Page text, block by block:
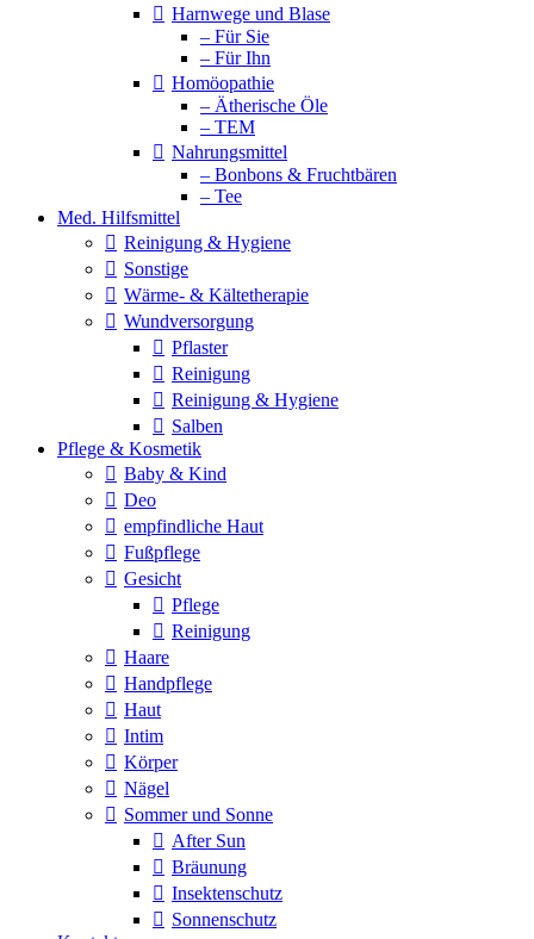
Harnwege und Blase
– Für Sie
– Für Ihn
Homöopathie
– Ätherische Öle
– TEM
Nahrungsmittel
– Bonbons & Fruchtbären
– Tee
Med. Hilfsmittel
Reinigung & Hygiene
Sonstige
Wärme- & Kältetherapie
Wundversorgung
Pflaster
Reinigung
Reinigung & Hygiene
Salben
Pflege & Kosmetik
Baby & Kind
Deo
empfindliche Haut
Fußpflege
Gesicht
Pflege
Reinigung
Haare
Handpflege
Haut
Intim
Körper
Nägel
Sommer und Sonne
After Sun
Bräunung
Insektenschutz
Sonnenschutz